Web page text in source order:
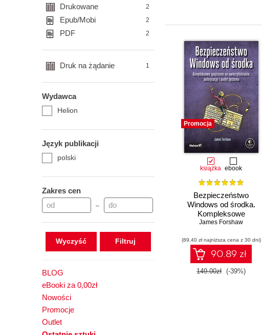
Drukowane
2
Epub/Mobi 2
PDF 2
Druk na żądanie 1
Wydawca
Helion
Język publikacji
polski
Zakres cen
–
Wyczyść
BLOG
eBooki za 0,00zł
Nowości
Promocje
Outlet
Promocja
książka ebook
Bezpieczeństwo
Windows od środka.
Kompleksowe
spojrzenie na
autoryzację i audyt
systemu
James Forshaw
(89,40 zł najniższa cena z 30 dni)
90.89 zł
149.00zł (-39%)